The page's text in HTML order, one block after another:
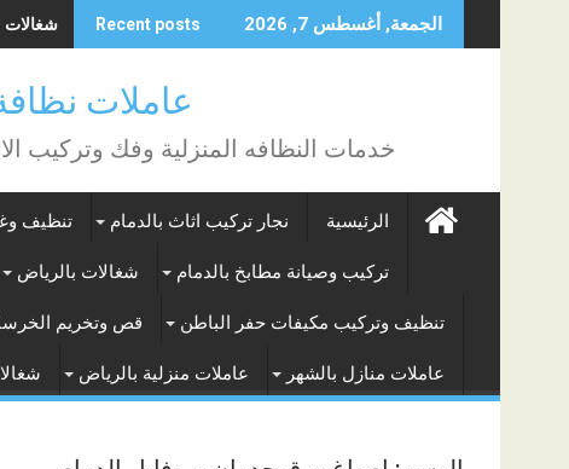
to
الجمعة, أغسطس 7, 2026 Recent posts شغالات
عاملات نظافة بالساعه
خدمات النظافه المنزلية وفك وتركيب
الرئيسية نجار تركيب اثاث بالدمام تنظيف
تركيب وصيانة مطابخ بالدمام شغالات بالرياض
تنظيف وتركيب مكيفات حفر الباطن قص وتخريم
عاملات منازل بالشهر عاملات منزلية بالرياض